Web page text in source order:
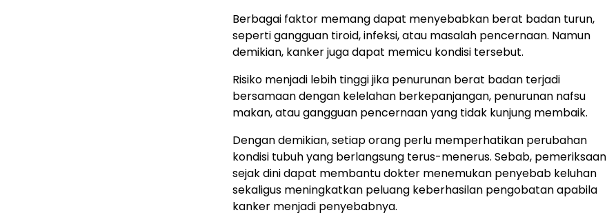
Berbagai faktor memang dapat menyebabkan berat badan turun,
seperti gangguan tiroid, infeksi, atau masalah pencernaan. Namun
demikian, kanker juga dapat memicu kondisi tersebut.
Risiko menjadi lebih tinggi jika penurunan berat badan terjadi
bersamaan dengan kelelahan berkepanjangan, penurunan nafsu
makan, atau gangguan pencernaan yang tidak kunjung membaik.
Dengan demikian, setiap orang perlu memperhatikan perubahan
kondisi tubuh yang berlangsung terus-menerus. Sebab, pemeriksaan
sejak dini dapat membantu dokter menemukan penyebab keluhan
sekaligus meningkatkan peluang keberhasilan pengobatan apabila
kanker menjadi penyebabnya.